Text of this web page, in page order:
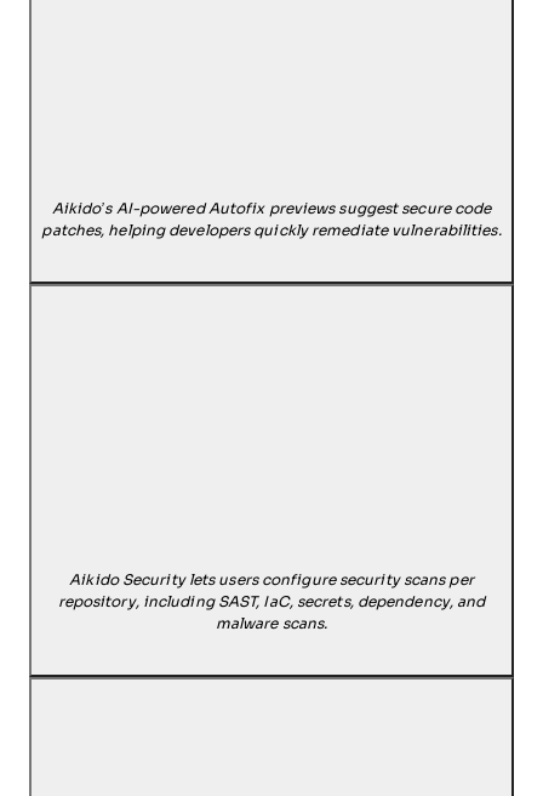
Aikido’s AI-powered Autofix previews suggest secure code
patches, helping developers quickly remediate vulnerabilities.
Aikido Security lets users configure security scans per
repository, including SAST, IaC, secrets, dependency, and
malware scans.